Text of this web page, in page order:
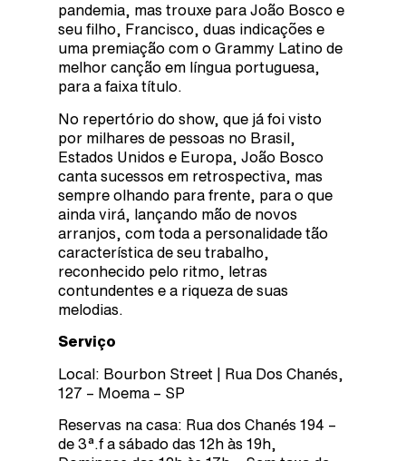
pandemia, mas trouxe para João Bosco e
seu filho, Francisco, duas indicações e
uma premiação com o Grammy Latino de
melhor canção em língua portuguesa,
para a faixa título.
No repertório do show, que já foi visto
por milhares de pessoas no Brasil,
Estados Unidos e Europa, João Bosco
canta sucessos em retrospectiva, mas
sempre olhando para frente, para o que
ainda virá, lançando mão de novos
arranjos, com toda a personalidade tão
característica de seu trabalho,
reconhecido pelo ritmo, letras
contundentes e a riqueza de suas
melodias.
Serviço
Local: Bourbon Street | Rua Dos Chanés,
127 – Moema – SP
Reservas na casa: Rua dos Chanés 194 –
de 3ª.f a sábado das 12h às 19h,